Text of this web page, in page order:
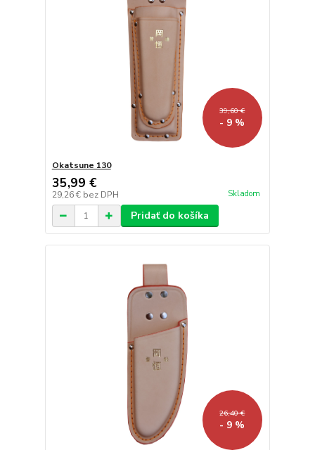
39,60 €
- 9 %
Okatsune 130
35,99 €
29,26 € bez DPH Skladom
Pridať do košíka
26,40 €
- 9 %